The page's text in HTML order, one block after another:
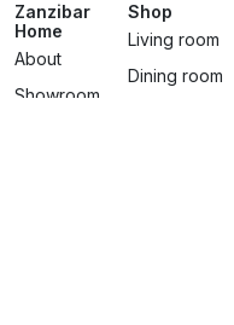
Zanzibar
Home
About
Showroom
Shop
Living room
Dining room